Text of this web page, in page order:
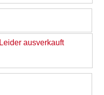
Leider ausverkauft